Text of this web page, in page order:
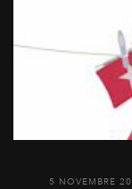
5 NOVEMBRE